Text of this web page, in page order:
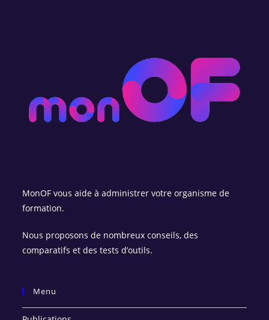
MonOF vous aide à administrer votre organisme de
formation.
Nous proposons de nombreux conseils, des
comparatifs et des tests d’outils.
Menu